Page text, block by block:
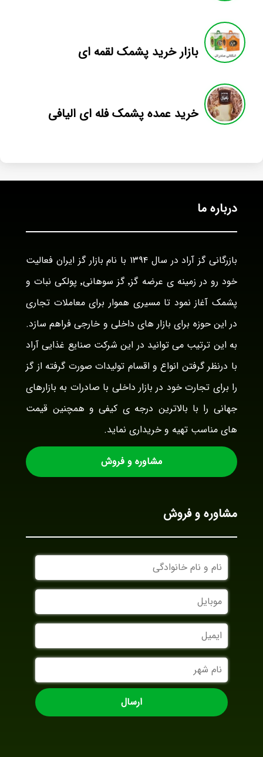
بازار خرید پشمک لقمه ای
خرید عمده پشمک فله ای الیافی
درباره ما
بازرگانی گز آراد در سال ۱۳۹۴ با نام بازار گز ایران فعالیت
خود رو در زمینه ی عرضه گز٬ گز سوهانی٬ پولکی نبات و
پشمک آغاز نمود تا مسیری هموار برای معاملات تجاری
در این حوزه برای بازار های داخلی و خارجی فراهم سازد.
به این ترتیب می توانید در این شرکت صنایع غذایی آراد
با درنظر گرفتن انواع و اقسام تولیدات صورت گرفته از گز
را برای تجارت خود در بازار داخلی با صادرات به بازارهای
جهانی را با بالاترین درجه ی کیفی و همچنین قیمت
های مناسب تهیه و خریداری نماید.
مشاوره و فروش
مشاوره و فروش
نام
و
نام
خانوادگی
موبایل
ایمیل
نام
شهر